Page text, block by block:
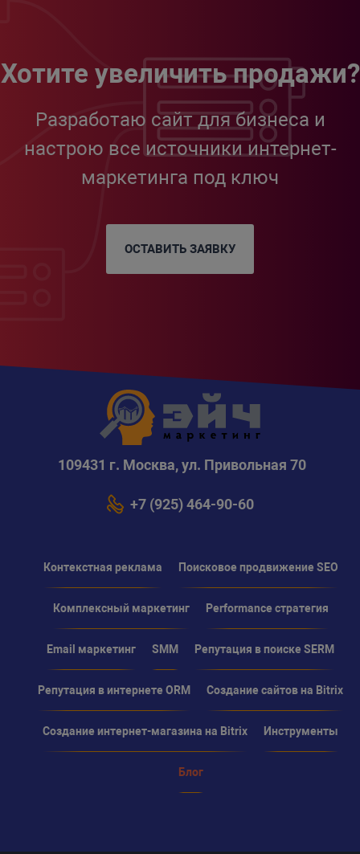
Хотите увеличить продажи?
Разработаю сайт для бизнеса и
настрою все источники интернет-
маркетинга под ключ
ОСТАВИТЬ ЗАЯВКУ
109431 г. Москва, ул. Привольная 70
+7 (925) 464-90-60
Контекстная реклама Поисковое продвижение SEO
Комплексный маркетинг Performance стратегия
Email маркетинг SMM Репутация в поиске SERM
Репутация в интернете ORM Создание сайтов на Bitrix
Создание интернет-магазина на Bitrix Инструменты
Блог